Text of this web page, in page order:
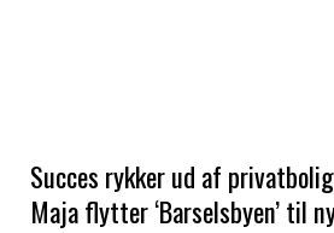
Succes rykker ud af
Maja flytter ‘Barselsbyen’ til